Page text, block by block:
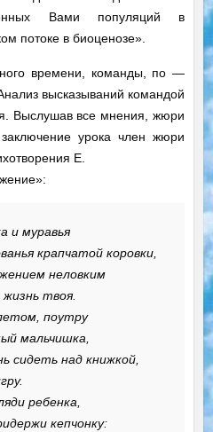
Вами популяций в
потоке в биоценозе».
времени, команды, по —
высказываний командой
Выслушав все мнения, жюри
урока член жюри
Е.
и муравья
крапчатой коровки,
неловким
твоя.
поутру
мальчишка,
сидеть над книжкой,
ребенка,
кепчонку: